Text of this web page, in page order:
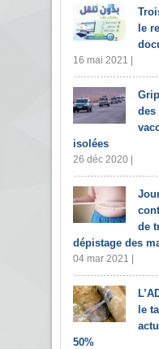
le
16 mai 2021 |
des
isolées
26 déc 2020 |
de
dépistage des
04 mar 2021 |
le
50%